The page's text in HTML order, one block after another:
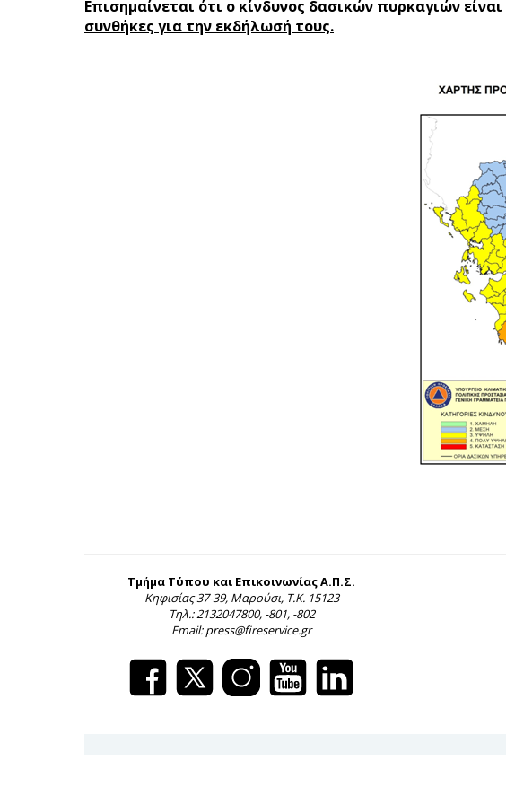
Επισημαίνεται ότι ο κίνδυνος δασικών πυρκαγιών
συνθήκες για την εκδήλωσή τους.
Τμήμα Τύπου και Επικοινωνίας Α.Π.Σ.
Κηφισίας 37-39, Μαρούσι, Τ.Κ. 15123
Τηλ.: 2132047800, -801, -802
Email: press@fireservice.gr